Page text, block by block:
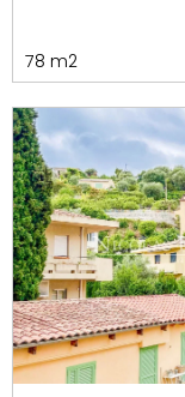
78 m2